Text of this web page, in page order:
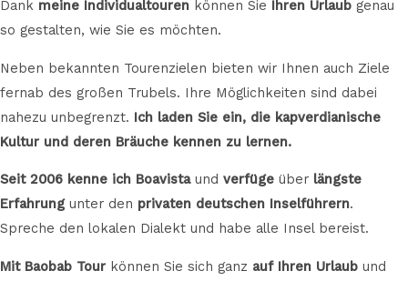
Dank meine Individualtouren können Sie Ihren Urlaub genau
so gestalten, wie Sie es möchten.
Neben bekannten Tourenzielen bieten wir Ihnen auch Ziele
fernab des großen Trubels. Ihre Möglichkeiten sind dabei
nahezu unbegrenzt. Ich laden Sie ein, die kapverdianische
Kultur und deren Bräuche kennen zu lernen.
Seit 2006 kenne ich Boavistaund verfüge über längste
Erfahrungunter den privaten deutschen Inselführern.
Spreche den lokalen Dialekt und habe alle Insel bereist.
Mit Baobab Tour können Sie sich ganz auf Ihren Urlaub und